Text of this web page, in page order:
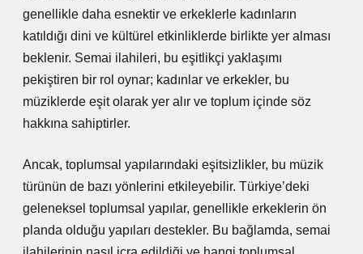
genellikle daha esnektir ve erkeklerle kadınların
katıldığı dini ve kültürel etkinliklerde birlikte yer alması
beklenir. Semai ilahileri, bu eşitlikçi yaklaşımı
pekiştiren bir rol oynar; kadınlar ve erkekler, bu
müziklerde eşit olarak yer alır ve toplum içinde söz
hakkına sahiptirler.
Ancak, toplumsal yapılarındaki eşitsizlikler, bu müzik
türünün de bazı yönlerini etkileyebilir. Türkiye’deki
geleneksel toplumsal yapılar, genellikle erkeklerin ön
planda olduğu yapıları destekler. Bu bağlamda, semai